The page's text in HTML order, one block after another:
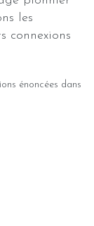
les
connexions
énoncées dans